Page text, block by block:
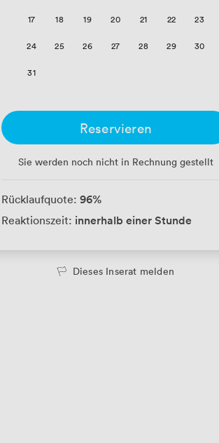
17 18 19 20 21 22 23
24 25 26 27 28 29 30
31
Reservieren
Sie werden noch nicht in Rechnung gestellt
Rücklaufquote: 96%
Reaktionszeit: innerhalb einer Stunde
Dieses Inserat melden